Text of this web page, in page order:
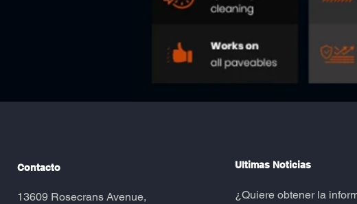
Contacto
​13609 Rosecrans Avenue,
Ultimas Noticias
​¿Quiere obtener la